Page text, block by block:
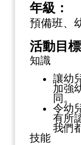
年級：
預備班、
活動目標
知識
讓幼
加強
同。
令幼
有所
我們
技能